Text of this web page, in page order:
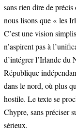
sans rien dire de
nous lisons que « les
C’est une vision
n’aspirent pas à
d’intégrer l’Irlande du
République
dans le nord, où plus
hostile. Le texte se
Chypre, sans préciser
sérieux.